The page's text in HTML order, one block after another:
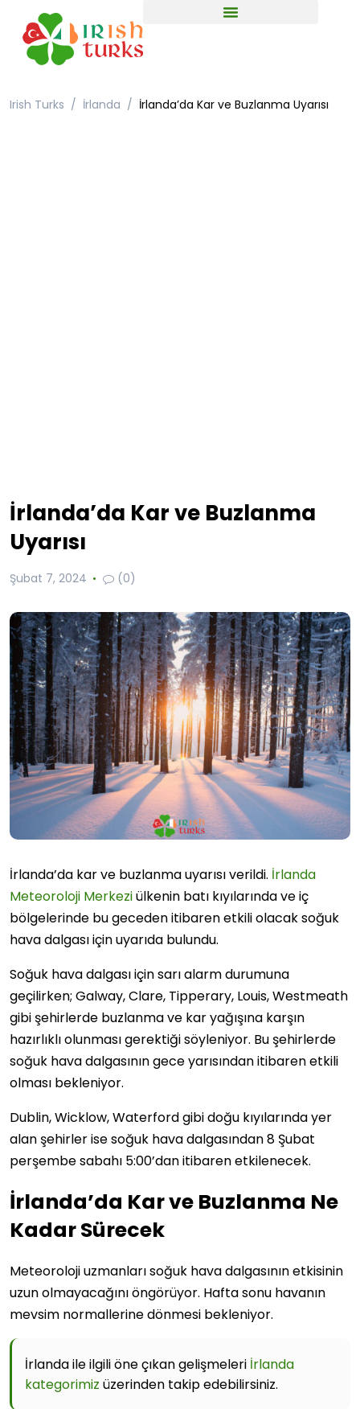
Irish Turks İrlanda İrlanda’da Kar ve Buzlanma Uyarısı
İrlanda’da Kar ve Buzlanma
Uyarısı
Şubat 7, 2024 (0)
İrlanda’da kar ve buzlanma uyarısı verildi. İrlanda
Meteoroloji Merkeziülkenin batı kıyılarında ve iç
bölgelerinde bu geceden itibaren etkili olacak soğuk
hava dalgası için uyarıda bulundu.
Soğuk hava dalgası için sarı alarm durumuna
geçilirken; Galway, Clare, Tipperary, Louis, Westmeath
gibi şehirlerde buzlanma ve kar yağışına karşın
hazırlıklı olunması gerektiği söyleniyor. Bu şehirlerde
soğuk hava dalgasının gece yarısından itibaren etkili
olması bekleniyor.
Dublin, Wicklow, Waterford gibi doğu kıyılarında yer
alan şehirler ise soğuk hava dalgasından 8 Şubat
perşembe sabahı 5:00’dan itibaren etkilenecek.
İrlanda’da Kar ve Buzlanma Ne
Kadar Sürecek
Meteoroloji uzmanları soğuk hava dalgasının etkisinin
uzun olmayacağını öngörüyor. Hafta sonu havanın
mevsim normallerine dönmesi bekleniyor.
İrlanda ile ilgili öne çıkan gelişmeleri İrlanda
kategorimiz üzerinden takip edebilirsiniz.